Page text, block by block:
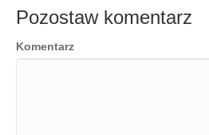
Pozostaw komentarz
Komentarz